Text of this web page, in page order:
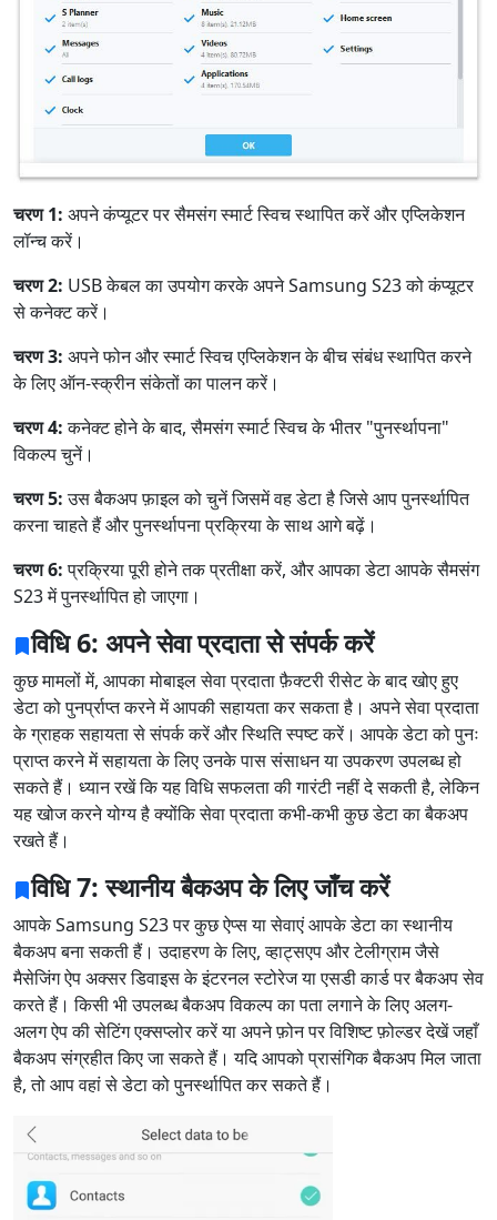
चरण 1: अपने कंप्यूटर पर सैमसंग स्मार्ट स्विच स्थापित करें और एप्लिकेशन
लॉन्च करें।
चरण 2: USB केबल का उपयोग करके अपने Samsung S23 को कंप्यूटर
से कनेक्ट करें।
चरण 3: अपने फोन और स्मार्ट स्विच एप्लिकेशन के बीच संबंध स्थापित करने
के लिए ऑन-स्क्रीन संकेतों का पालन करें।
चरण 4:कनेक्ट होने के बाद, सैमसंग स्मार्ट स्विच के भीतर "पुनर्स्थापना"
विकल्प चुनें।
चरण 5:उस बैकअप फ़ाइल को चुनें जिसमें वह डेटा है जिसे आप पुनर्स्थापित
करना चाहते हैं और पुनर्स्थापना प्रक्रिया के साथ आगे बढ़ें।
चरण 6:प्रक्रिया पूरी होने तक प्रतीक्षा करें, और आपका डेटा आपके सैमसंग
S23 में पुनर्स्थापित हो जाएगा।
विधि 6: अपने सेवा प्रदाता से संपर्क करें
कुछ मामलों में, आपका मोबाइल सेवा प्रदाता फ़ैक्टरी रीसेट के बाद खोए हुए
डेटा को पुनर्प्राप्त करने में आपकी सहायता कर सकता है। अपने सेवा प्रदाता
के ग्राहक सहायता से संपर्क करें और स्थिति स्पष्ट करें। आपके डेटा को पुनः
प्राप्त करने में सहायता के लिए उनके पास संसाधन या उपकरण उपलब्ध हो
सकते हैं। ध्यान रखें कि यह विधि सफलता की गारंटी नहीं दे सकती है, लेकिन
यह खोज करने योग्य है क्योंकि सेवा प्रदाता कभी-कभी कुछ डेटा का बैकअप
रखते हैं।
विधि 7: स्थानीय बैकअप के लिए जाँच करें
आपके Samsung S23 पर कुछ ऐप्स या सेवाएं आपके डेटा का स्थानीय
बैकअप बना सकती हैं। उदाहरण के लिए, व्हाट्सएप और टेलीग्राम जैसे
मैसेजिंग ऐप अक्सर डिवाइस के इंटरनल स्टोरेज या एसडी कार्ड पर बैकअप सेव
करते हैं। किसी भी उपलब्ध बैकअप विकल्प का पता लगाने के लिए अलग-
अलग ऐप की सेटिंग एक्सप्लोर करें या अपने फ़ोन पर विशिष्ट फ़ोल्डर देखें जहाँ
बैकअप संग्रहीत किए जा सकते हैं। यदि आपको प्रासंगिक बैकअप मिल जाता
है, तो आप वहां से डेटा को पुनर्स्थापित कर सकते हैं।